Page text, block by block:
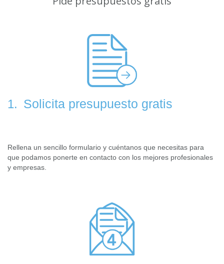
1. Solicita presupuesto gratis
Rellena un sencillo formulario y cuéntanos que necesitas para
que podamos ponerte en contacto con los mejores profesionales
y empresas.